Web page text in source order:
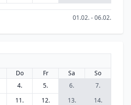
01.02. - 06.02.
Do Fr Sa
So
4. 5. 6.
7.
11. 12. 13.
14.